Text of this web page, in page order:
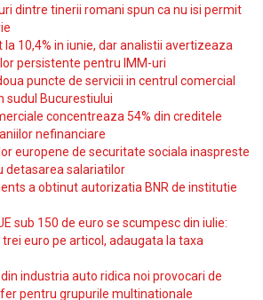
dintre tinerii romani spun ca nu isi permit
la 10,4% in iunie, dar analistii avertizeaza
persistente pentru IMM-uri
puncte de servicii in centrul comercial
sudul Bucurestiului
concentreaza 54% din creditele
nefinanciare
europene de securitate sociala inaspreste
detasarea salariatilor
a obtinut autorizatia BNR de institutie
sub 150 de euro se scumpesc din iulie:
euro pe articol, adaugata la taxa
industria auto ridica noi provocari de
pentru grupurile multinationale